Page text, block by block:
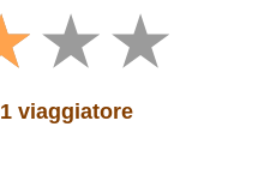
1 viaggiatore